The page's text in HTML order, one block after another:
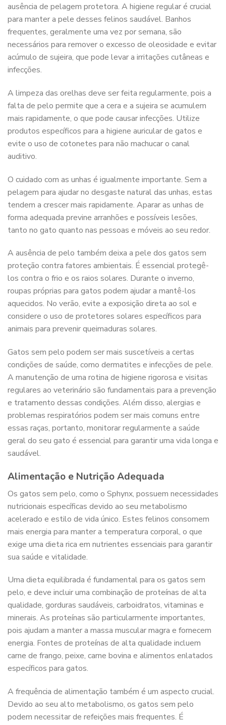
ausência de pelagem protetora. A higiene regular é crucial
para manter a pele desses felinos saudável. Banhos
frequentes, geralmente uma vez por semana, são
necessários para remover o excesso de oleosidade e evitar
acúmulo de sujeira, que pode levar a irritações cutâneas e
infecções.
A limpeza das orelhas deve ser feita regularmente, pois a
falta de pelo permite que a cera e a sujeira se acumulem
mais rapidamente, o que pode causar infecções. Utilize
produtos específicos para a higiene auricular de gatos e
evite o uso de cotonetes para não machucar o canal
auditivo.
O cuidado com as unhas é igualmente importante. Sem a
pelagem para ajudar no desgaste natural das unhas, estas
tendem a crescer mais rapidamente. Aparar as unhas de
forma adequada previne arranhões e possíveis lesões,
tanto no gato quanto nas pessoas e móveis ao seu redor.
A ausência de pelo também deixa a pele dos gatos sem
proteção contra fatores ambientais. É essencial protegê-
los contra o frio e os raios solares. Durante o inverno,
roupas próprias para gatos podem ajudar a mantê-los
aquecidos. No verão, evite a exposição direta ao sol e
considere o uso de protetores solares específicos para
animais para prevenir queimaduras solares.
Gatos sem pelo podem ser mais suscetíveis a certas
condições de saúde, como dermatites e infecções de pele.
A manutenção de uma rotina de higiene rigorosa e visitas
regulares ao veterinário são fundamentais para a prevenção
e tratamento dessas condições. Além disso, alergias e
problemas respiratórios podem ser mais comuns entre
essas raças, portanto, monitorar regularmente a saúde
geral do seu gato é essencial para garantir uma vida longa e
saudável.
Alimentação e Nutrição Adequada
Os gatos sem pelo, como o Sphynx, possuem necessidades
nutricionais específicas devido ao seu metabolismo
acelerado e estilo de vida único. Estes felinos consomem
mais energia para manter a temperatura corporal, o que
exige uma dieta rica em nutrientes essenciais para garantir
sua saúde e vitalidade.
Uma dieta equilibrada é fundamental para os gatos sem
pelo, e deve incluir uma combinação de proteínas de alta
qualidade, gorduras saudáveis, carboidratos, vitaminas e
minerais. As proteínas são particularmente importantes,
pois ajudam a manter a massa muscular magra e fornecem
energia. Fontes de proteínas de alta qualidade incluem
carne de frango, peixe, carne bovina e alimentos enlatados
específicos para gatos.
A frequência de alimentação também é um aspecto crucial.
Devido ao seu alto metabolismo, os gatos sem pelo
podem necessitar de refeições mais frequentes. É